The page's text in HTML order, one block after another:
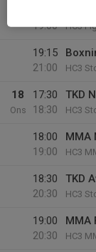
19:00
HC3
19:15
21:00
HC3
18
Ons
17:30
18:30
TKD
HC3
18:00
19:00
MMA
HC3
18:30
20:30
TKD
HC3
19:00
20:30
MMA
HC3